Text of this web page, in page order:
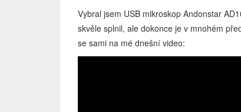
Vybral jsem USB mikroskop Andonstar
skvěle splnil, ale dokonce je v mnohém
se sami na mé dnešní video: